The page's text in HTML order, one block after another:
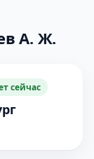
А. Ж.
сейчас